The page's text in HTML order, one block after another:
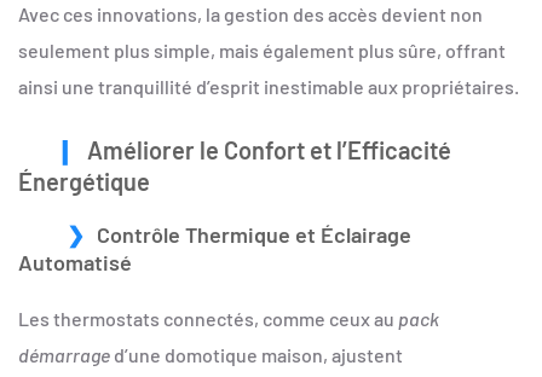
Avec ces innovations, la gestion des accès devient non
seulement plus simple, mais également plus sûre, offrant
ainsi une tranquillité d’esprit inestimable aux propriétaires.
Améliorer le Confort et l’Efficacité
Énergétique
Contrôle Thermique et Éclairage
Automatisé
Les thermostats connectés, comme ceux au pack
démarrage d’une domotique maison, ajustent